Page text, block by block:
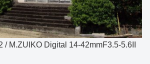
M.ZUIKO Digital 14-42mmF3.5-5.6II